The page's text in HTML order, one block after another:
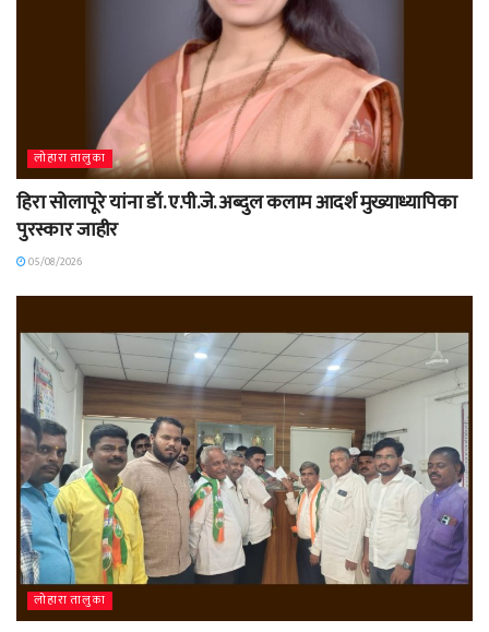
लोहारा तालुका
हिरा सोलापूरे यांना डॉ. ए.पी.जे. अब्दुल कलाम आदर्श मुख्याध्यापिका
पुरस्कार जाहीर
05/08/2026
लोहारा तालुका